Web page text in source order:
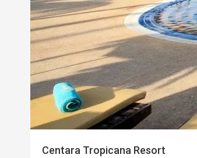
Centara Tropicana Resort